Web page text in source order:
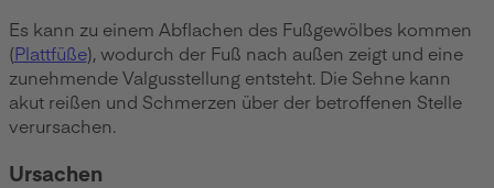
Es kann zu einem Abflachen des Fußgewölbes kommen
(Plattfüße), wodurch der Fuß nach außen zeigt und eine
zunehmende Valgusstellung entsteht. Die Sehne kann
akut reißen und Schmerzen über der betroffenen Stelle
verursachen.
Ursachen